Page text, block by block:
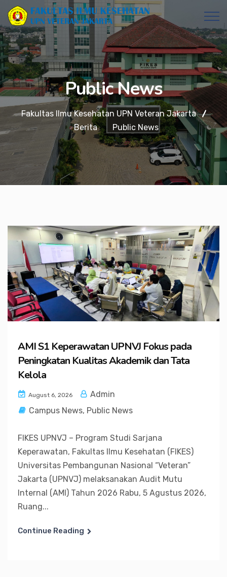
Public News
Fakultas Ilmu Kesehatan UPN Veteran Jakarta
Berita
Public News
AMI S1 Keperawatan UPNVJ Fokus pada
Peningkatan Kualitas Akademik dan Tata
Kelola
August 6, 2026
Admin
Campus News, Public News
FIKES UPNVJ – Program Studi Sarjana
Keperawatan, Fakultas Ilmu Kesehatan (FIKES)
Universitas Pembangunan Nasional “Veteran”
Jakarta (UPNVJ) melaksanakan Audit Mutu
Internal (AMI) Tahun 2026 Rabu, 5 Agustus 2026,
Ruang...
Continue Reading